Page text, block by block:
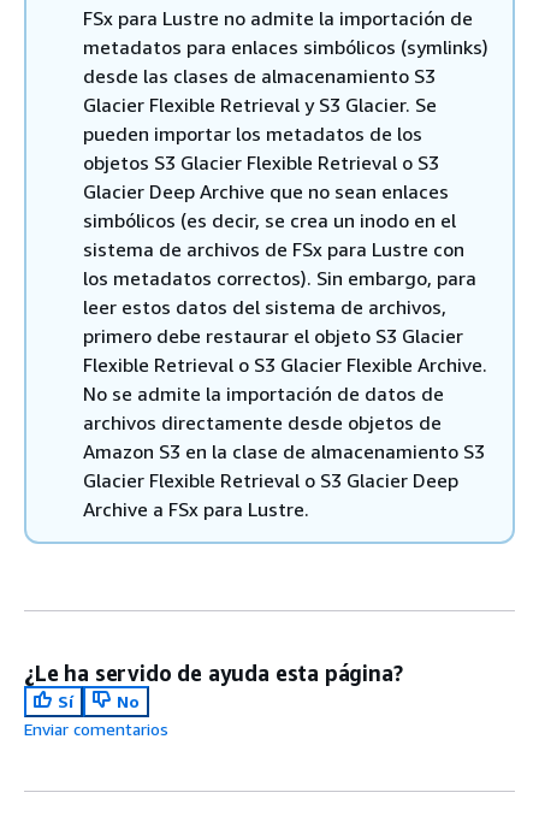
FSx para Lustre no admite la importación de
metadatos para enlaces simbólicos (symlinks)
desde las clases de almacenamiento S3
Glacier Flexible Retrieval y S3 Glacier. Se
pueden importar los metadatos de los
objetos S3 Glacier Flexible Retrieval o S3
Glacier Deep Archive que no sean enlaces
simbólicos (es decir, se crea un inodo en el
sistema de archivos de FSx para Lustre con
los metadatos correctos). Sin embargo, para
leer estos datos del sistema de archivos,
primero debe restaurar el objeto S3 Glacier
Flexible Retrieval o S3 Glacier Flexible Archive.
No se admite la importación de datos de
archivos directamente desde objetos de
Amazon S3 en la clase de almacenamiento S3
Glacier Flexible Retrieval o S3 Glacier Deep
Archive a FSx para Lustre.
¿Le ha servido de ayuda esta página?
Sí
No
Enviar comentarios